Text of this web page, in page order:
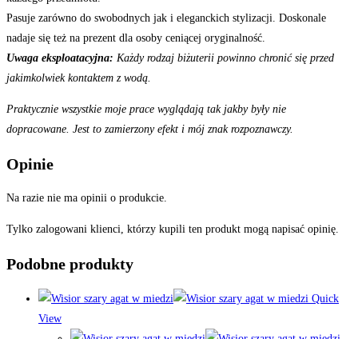
Pasuje zarówno do swobodnych jak i eleganckich stylizacji. Doskonale
nadaje się też na prezent dla osoby ceniącej oryginalność.
Uwaga eksploatacyjna: Każdy rodzaj biżuterii powinno chronić się przed
jakimkolwiek kontaktem z wodą.
Praktycznie wszystkie moje prace wyglądają tak jakby były nie
dopracowane. Jest to zamierzony efekt i mój znak rozpoznawczy.
Opinie
Na razie nie ma opinii o produkcie.
Tylko zalogowani klienci, którzy kupili ten produkt mogą napisać opinię.
Podobne produkty
Quick
View